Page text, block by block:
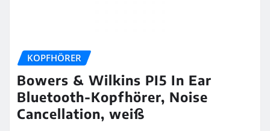
KOPFHÖRER
Bowers & Wilkins PI5 In Ear
Bluetooth-Kopfhörer, Noise
Cancellation, weiß